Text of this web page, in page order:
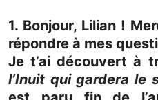
1. Bonjour, Lilian !
répondre à mes
Je t’ai découvert à
l’Inuit qui gardera le